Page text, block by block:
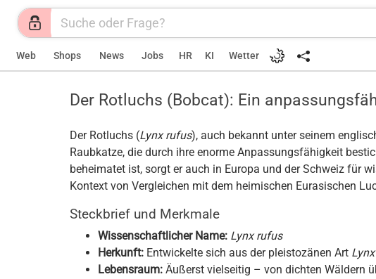
Web Shops News Jobs HR KI Wetter
Der Rotluchs (Bobcat): Ein
Der Rotluchs (Lynx rufus), auch bekannt unter seinem
Raubkatze, die durch ihre enorme Anpassungsfähigkeit
beheimatet ist, sorgt er auch in Europa und der Schweiz für
Kontext von Vergleichen mit dem heimischen Eurasischen
Steckbrief und Merkmale
Wissenschaftlicher Name: Lynx rufus
Herkunft: Entwickelte sich aus der pleistozänen Art
Lebensraum: Äußerst vielseitig – von dichten Wäldern